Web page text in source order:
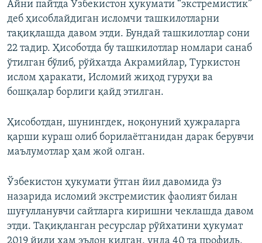
Айни пайтда Ўзбекистон ҳукумати “экстремистик”
деб ҳисоблайдиган исломчи ташкилотларни
тақиқлашда давом этди. Бундай ташкилотлар сони
22 тадир. Ҳисоботда бу ташкилотлар номлари санаб
ўтилган бўлиб, рўйхатда Акрамийлар, Туркистон
ислом ҳаракати, Исломий жиҳод гуруҳи ва
бошқалар борлиги қайд этилган.
Ҳисоботдан, шунингдек, ноқонуний ҳужраларга
қарши кураш олиб борилаётганидан дарак берувчи
маълумотлар ҳам жой олган.
Ўзбекистон ҳукумати ўтган йил давомида ўз
назарида исломий экстремистик фаолият билан
шуғулланувчи сайтларга киришни чеклашда давом
этди. Тақиқланган ресурслар рўйхатини ҳукумат